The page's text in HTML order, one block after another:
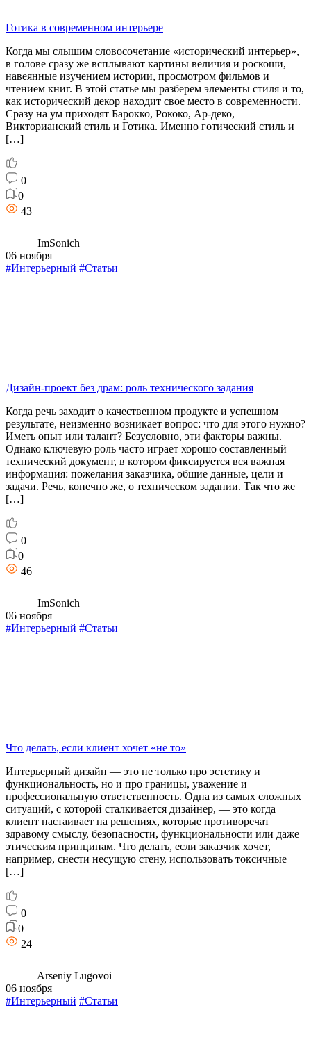
Готика в современном интерьере
Когда мы слышим словосочетание «исторический интерьер»,
в голове сразу же всплывают картины величия и роскоши,
навеянные изучением истории, просмотром фильмов и
чтением книг. В этой статье мы разберем элементы стиля и то,
как исторический декор находит свое место в современности.
Сразу на ум приходят Барокко, Рококо, Ар-деко,
Викторианский стиль и Готика. Именно готический стиль и
[…]
0
0
43
ImSonich
06 ноября
#Интерьерный #Статьи
Дизайн-проект без драм: роль технического задания
Когда речь заходит о качественном продукте и успешном
результате, неизменно возникает вопрос: что для этого нужно?
Иметь опыт или талант? Безусловно, эти факторы важны.
Однако ключевую роль часто играет хорошо составленный
технический документ, в котором фиксируется вся важная
информация: пожелания заказчика, общие данные, цели и
задачи. Речь, конечно же, о техническом задании. Так что же
[…]
0
0
46
ImSonich
06 ноября
#Интерьерный #Статьи
Что делать, если клиент хочет «не то»
Интерьерный дизайн — это не только про эстетику и
функциональность, но и про границы, уважение и
профессиональную ответственность. Одна из самых сложных
ситуаций, с которой сталкивается дизайнер, — это когда
клиент настаивает на решениях, которые противоречат
здравому смыслу, безопасности, функциональности или даже
этическим принципам. Что делать, если заказчик хочет,
например, снести несущую стену, использовать токсичные
[…]
0
0
24
Arseniy Lugovoi
06 ноября
#Интерьерный #Статьи